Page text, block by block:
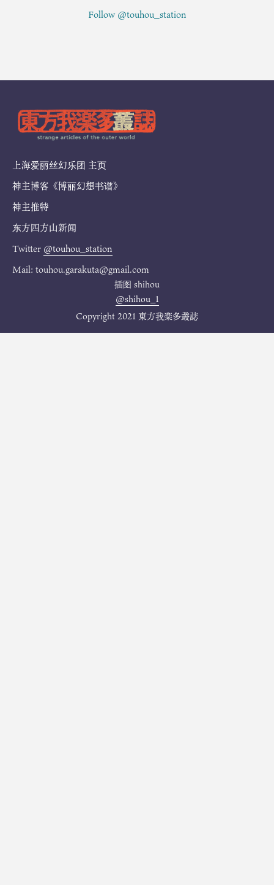
Follow @touhou_station
上海爱丽丝幻乐团 主页
神主博客《博丽幻想书谱》
神主推特
东方四方山新闻
Twitter @touhou_station
Mail: touhou.garakuta@gmail.com
插图 shihou
@shihou_1
Copyright 2021 東方我楽多叢誌